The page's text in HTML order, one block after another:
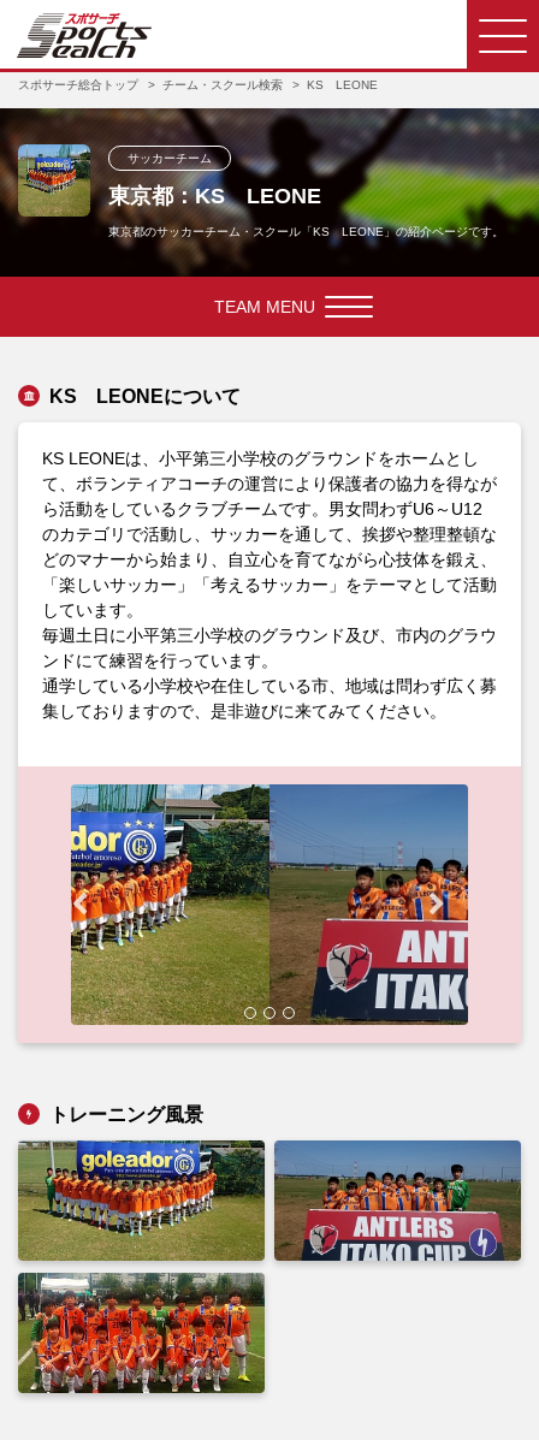
スポサーチ総合トップ チーム・スクール検索 KS LEONE
サッカーチーム
東京都：KS LEONE
東京都のサッカーチーム・スクール「KS LEONE」の紹介ページです。
TEAM MENU
KS LEONEについて
KS LEONEは、小平第三小学校のグラウンドをホームとし
て、ボランティアコーチの運営により保護者の協力を得なが
ら活動をしているクラブチームです。男女問わずU6～U12
のカテゴリで活動し、サッカーを通して、挨拶や整理整頓な
どのマナーから始まり、自立心を育てながら心技体を鍛え、
「楽しいサッカー」「考えるサッカー」をテーマとして活動
しています。
毎週土日に小平第三小学校のグラウンド及び、市内のグラウ
ンドにて練習を行っています。
通学している小学校や在住している市、地域は問わず広く募
集しておりますので、是非遊びに来てみてください。
トレーニング風景